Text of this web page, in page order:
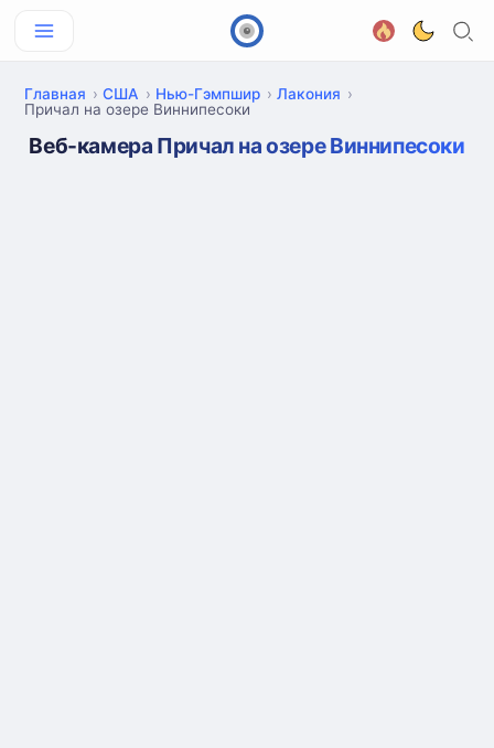
Главная США Нью-Гэмпшир
Лакония
Причал на озере Виннипесоки
Веб-камера Причал на озере Виннипесоки